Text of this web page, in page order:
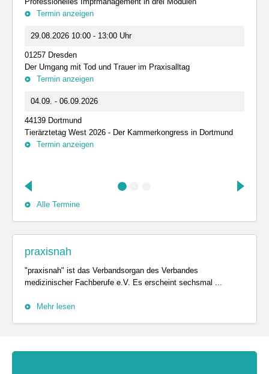
Termin anzeigen
29.08.2026 10:00 - 13:00 Uhr
01257 Dresden
Der Umgang mit Tod und Trauer im Praxisalltag
Termin anzeigen
04.09. - 06.09.2026
44139 Dortmund
Tierärztetag West 2026 - Der Kammerkongress in Dortmund
Termin anzeigen
Alle Termine
praxisnah
"praxisnah" ist das Verbandsorgan des Verbandes
medizinischer Fachberufe e.V. Es erscheint sechsmal ...
Mehr lesen